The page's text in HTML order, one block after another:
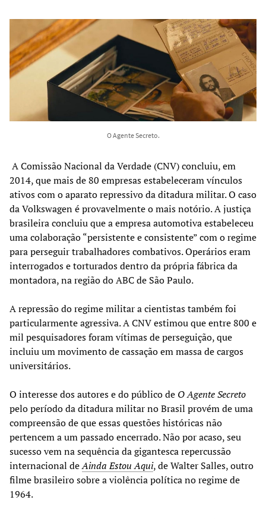
O Agente Secreto.
A Comissão Nacional da Verdade (CNV) concluiu, em
2014, que mais de 80 empresas estabeleceram vínculos
ativos com o aparato repressivo da ditadura militar. O caso
da Volkswagen é provavelmente o mais notório. A justiça
brasileira concluiu que a empresa automotiva estabeleceu
uma colaboração “persistente e consistente” com o regime
para perseguir trabalhadores combativos. Operários eram
interrogados e torturados dentro da própria fábrica da
montadora, na região do ABC de São Paulo.
A repressão do regime militar a cientistas também foi
particularmente agressiva. A CNV estimou que entre 800 e
mil pesquisadores foram vítimas de perseguição, que
incluiu um movimento de cassação em massa de cargos
universitários.
O interesse dos autores e do público de O Agente Secreto
pelo período da ditadura militar no Brasil provém de uma
compreensão de que essas questões históricas não
pertencem a um passado encerrado. Não por acaso, seu
sucesso vem na sequência da gigantesca repercussão
internacional deAinda Estou Aqui, de Walter Salles, outro
filme brasileiro sobre a violência política no regime de
1964.